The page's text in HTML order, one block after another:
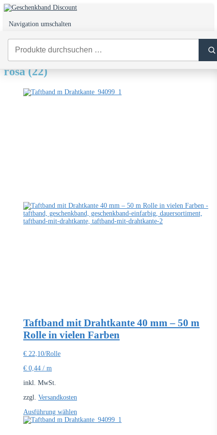
Navigation umschalten
rosa (22)
Taftband mit Drahtkante 40 mm – 50 m
Rolle in vielen Farben
€ 22,10/Rolle
€ 0,44 / m
inkl. MwSt.
zzgl. Versandkosten
Ausführung wählen
Produkt